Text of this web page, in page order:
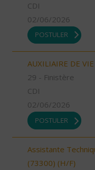
CDI
02/06/2026
POSTULER
AUXILIAIRE DE
29 - Finistère
CDI
02/06/2026
POSTULER
Assistante
(73300) (H/F)